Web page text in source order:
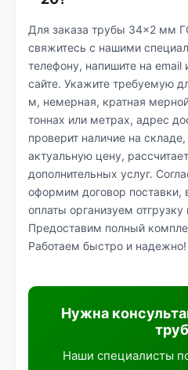
Для заказа трубы 34×2 мм
свяжитесь с нашими
телефону, напишите на email
сайте. Укажите требуемую
м, немерная, кратная
тоннах или метрах, адрес
проверит наличие на
актуальную цену,
дополнительных услуг.
оформим договор поставки,
оплаты организуем
Предоставим полный
Работаем быстро и надежно!
Нужна
Наши специалисты